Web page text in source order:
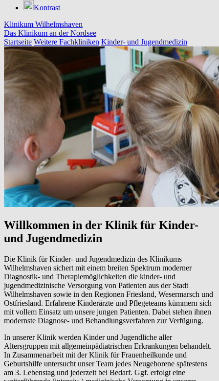
Kontrast
Klinikum Wilhelmshaven
Das Klinikum an der Nordsee
Startseite Weitere Fachkliniken Kinder- und Jugendmedizin
Willkommen in der Klinik für Kinder-
und Jugendmedizin
Die Klinik für Kinder- und Jugendmedizin des Klinikums
Wilhelmshaven sichert mit einem breiten Spektrum moderner
Diagnostik- und Therapiemöglichkeiten die kinder- und
jugendmedizinische Versorgung von Patienten aus der Stadt
Wilhelmshaven sowie in den Regionen Friesland, Wesermarsch und
Ostfriesland. Erfahrene Kinderärzte und Pflegeteams kümmern sich
mit vollem Einsatz um unsere jungen Patienten. Dabei stehen ihnen
modernste Diagnose- und Behandlungsverfahren zur Verfügung.
In unserer Klinik werden Kinder und Jugendliche aller
Altersgruppen mit allgemeinpädiatrischen Erkrankungen behandelt.
In Zusammenarbeit mit der Klinik für Frauenheilkunde und
Geburtshilfe untersucht unser Team jedes Neugeborene spätestens
am 3. Lebenstag und jederzeit bei Bedarf. Ggf. erfolgt eine